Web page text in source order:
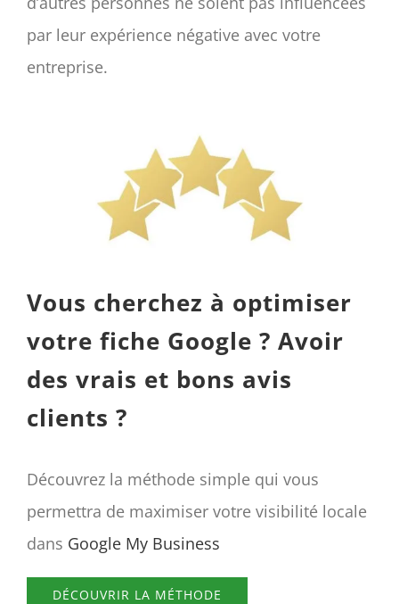
par leur expérience négative avec votre
entreprise.
Vous cherchez à optimiser
votre fiche Google ? Avoir
des vrais et bons avis
clients ?
Découvrez la méthode simple qui vous
permettra de maximiser votre visibilité locale
dans Google My Business
DÉCOUVRIR LA MÉTHODE